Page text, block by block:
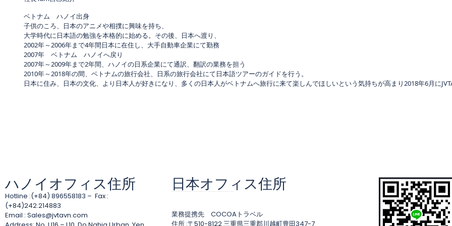
ベトナム ハノイ出身
子供のころ、日本のアニメや相撲に興味を持ち、
大学時代に日本語の勉強を本格的に始める。その後、日本へ渡り、
2002年～2006年まで4年間日本に在住し、大手自動車企業にて勤務
2007年 ベトナム ハノイへ戻り
2007年～2009年まで2年間、ハノイの日系企業にて通訳、翻訳の業務を担う
2010年～2018年の間、ベトナムの旅行会社、日系の旅行会社にて日本語ツアーのガイドを行う。
日本に住み、日本の文化、より日本人が好きになり、多くの日本人がベトナムへ旅行に来て楽しんでほしいという気持ちが高まり2018年6月に
ハノイオフィス住所
Hotline :(+84) 896558183 – Fax :
(+84)242.214883
Email : Sales@jvtavn.com
日本オフィス住所
業務提携先 COCOAトラベル
住所 :〒510-8122 三重県三重郡川越町豊田347-7